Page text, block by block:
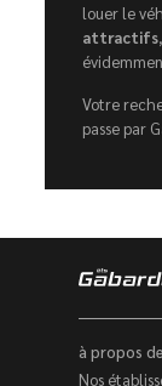
louer le
attractifs
Votre
passe par
à propos
Nos